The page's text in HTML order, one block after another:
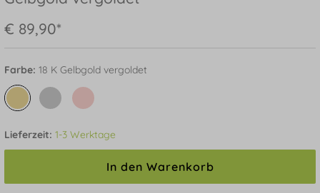
€ 89,90*
Farbe: 18 K Gelbgold vergoldet
Lieferzeit: 1-3 Werktage
In den Warenkorb